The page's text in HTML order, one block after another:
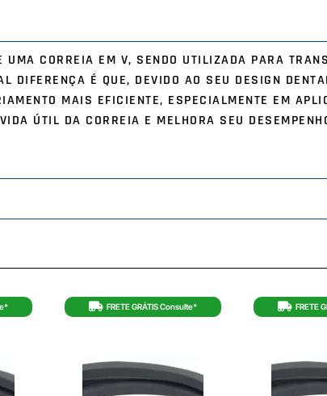
CORREIA EM V, SENDO UTILIZADA PARA
DIFERENÇA É QUE, DEVIDO AO SEU DESIGN
MAIS EFICIENTE, ESPECIALMENTE EM
ÚTIL DA CORREIA E MELHORA SEU
FRETE GRÁTIS Consulte* FRETE